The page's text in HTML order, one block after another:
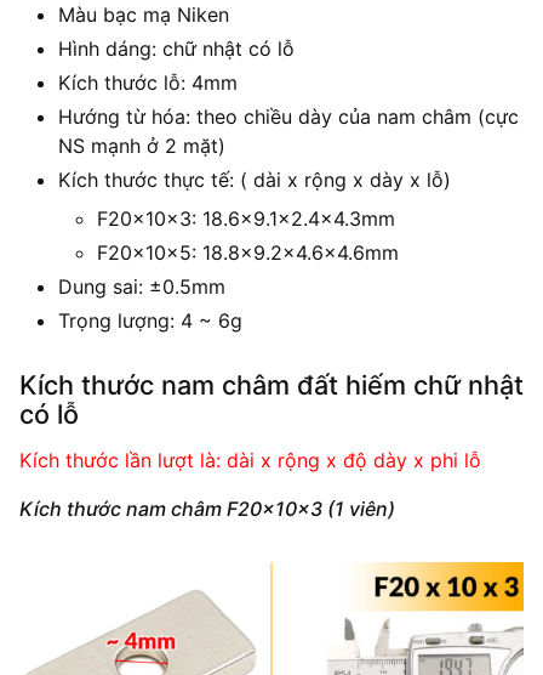
Màu bạc mạ Niken
Hình dáng: chữ nhật có lỗ
Kích thước lỗ: 4mm
Hướng từ hóa: theo chiều dày của nam châm (cực
NS mạnh ở 2 mặt)
Kích thước thực tế: ( dài x rộng x dày x lỗ)
F20x10x3: 18.6×9.1×2.4×4.3mm
F20x10x5: 18.8×9.2×4.6×4.6mm
Dung sai: ±0.5mm
Trọng lượng: 4 ~ 6g
Kích thước nam châm đất hiếm chữ nhật
có lỗ
Kích thước lần lượt là: dài x rộng x độ dày x phi lỗ
Kích thước nam châm F20x10x3 (1 viên)